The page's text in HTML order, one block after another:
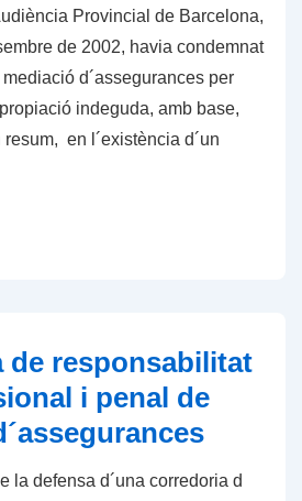
Provincial de Barcelona,
de 2002, havia condemnat
d´assegurances per
indeguda, amb base,
en l´existència d´un
de responsabilitat
i penal de
la defensa d´una corredoria d